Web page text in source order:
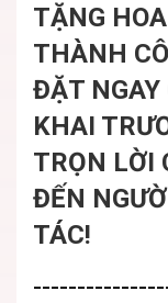
TẶNG
THÀNH
ĐẶT NGAY
KHAI
TRỌN LỜI
ĐẾN
TÁC!